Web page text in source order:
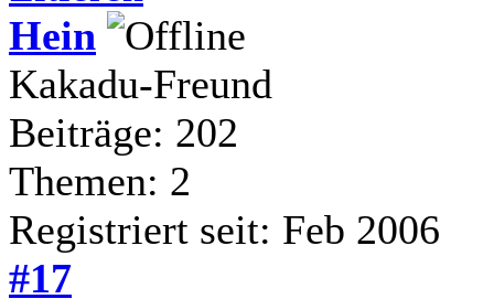
Hein
Kakadu-Freund
Beiträge: 202
Themen: 2
Registriert seit: Feb 2006
#17